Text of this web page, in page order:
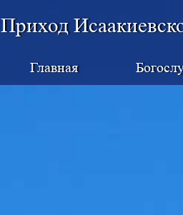
Приход
Главная